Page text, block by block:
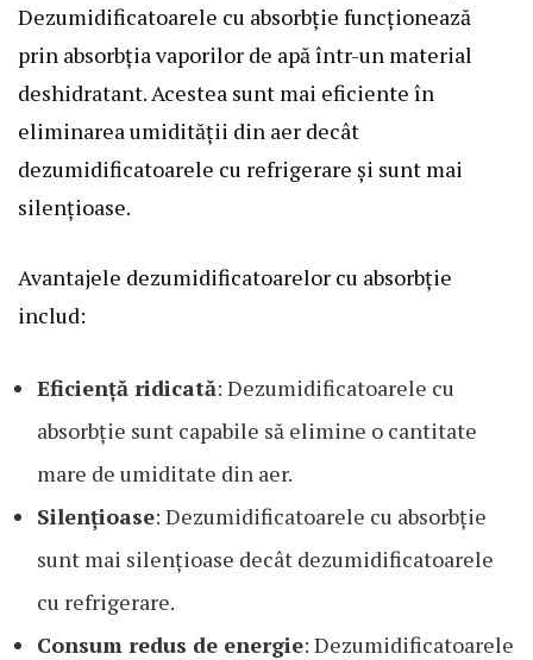
Dezumidificatoarele cu absorbție funcționează
prin absorbția vaporilor de apă într-un material
deshidratant. Acestea sunt mai eficiente în
eliminarea umidității din aer decât
dezumidificatoarele cu refrigerare și sunt mai
silențioase.
Avantajele dezumidificatoarelor cu absorbție
includ:
Eficiență ridicată: Dezumidificatoarele cu
absorbție sunt capabile să elimine o cantitate
mare de umiditate din aer.
Silențioase: Dezumidificatoarele cu absorbție
sunt mai silențioase decât dezumidificatoarele
cu refrigerare.
Consum redus de energie: Dezumidificatoarele